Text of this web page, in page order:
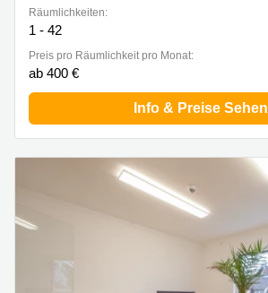
Räumlichkeiten:
1 - 42
Preis pro Räumlichkeit pro Monat:
ab 400 €
Info & Preise Sehen